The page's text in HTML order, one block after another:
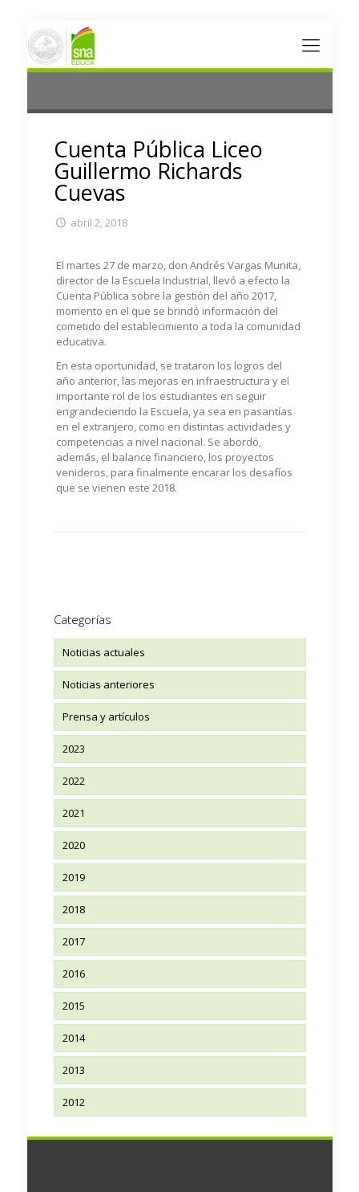
Cuenta Pública Liceo
Guillermo Richards
Cuevas
abril 2, 2018
El martes 27 de marzo, don Andrés Vargas Munita,
director de la Escuela Industrial, llevó a efecto la
Cuenta Pública sobre la gestión del año 2017,
momento en el que se brindó información del
cometido del establecimiento a toda la comunidad
educativa.
En esta oportunidad, se trataron los logros del
año anterior, las mejoras en infraestructura y el
importante rol de los estudiantes en seguir
engrandeciendo la Escuela, ya sea en pasantías
en el extranjero, como en distintas actividades y
competencias a nivel nacional. Se abordó,
además, el balance financiero, los proyectos
venideros, para finalmente encarar los desafíos
que se vienen este 2018.
Categorías
Noticias actuales
Noticias anteriores
Prensa y artículos
2023
2022
2021
2020
2019
2018
2017
2016
2015
2014
2013
2012